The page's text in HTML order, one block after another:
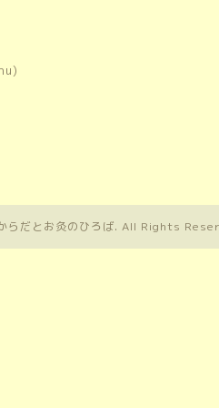
らだとお灸のひろば. All Rights